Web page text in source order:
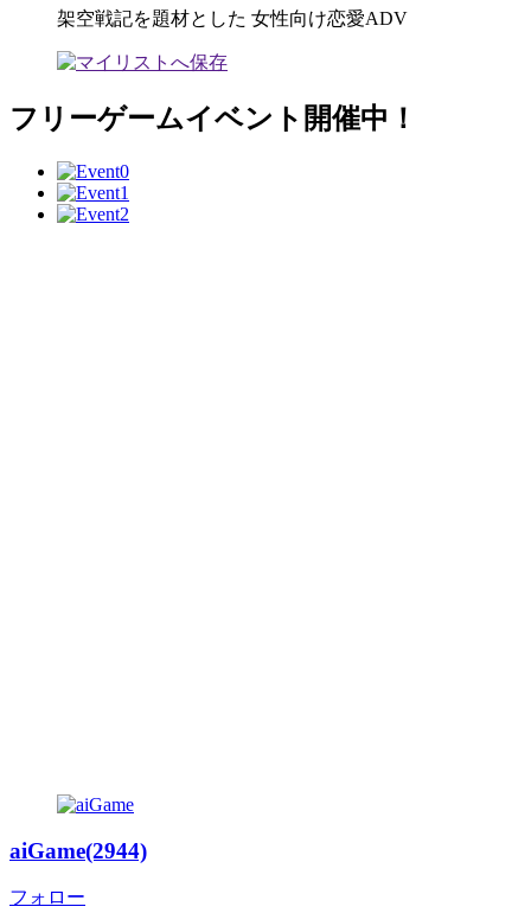
架空戦記を題材とした 女性向け恋愛ADV
フリーゲームイベント開催中！
aiGame(2944)
フォロー